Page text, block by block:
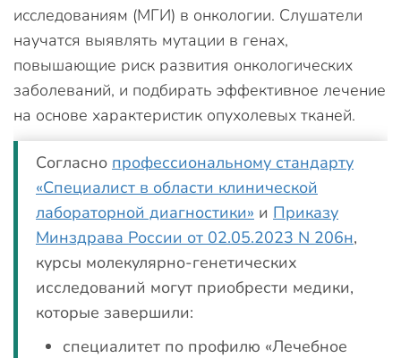
исследованиям (МГИ) в онкологии. Слушатели
научатся выявлять мутации в генах,
повышающие риск развития онкологических
заболеваний, и подбирать эффективное лечение
на основе характеристик опухолевых тканей.
Согласно профессиональному стандарту
«Специалист в области клинической
лабораторной диагностики» и Приказу
Минздрава России от 02.05.2023 N 206н,
курсы молекулярно-генетических
исследований могут приобрести медики,
которые завершили:
специалитет по профилю «Лечебное